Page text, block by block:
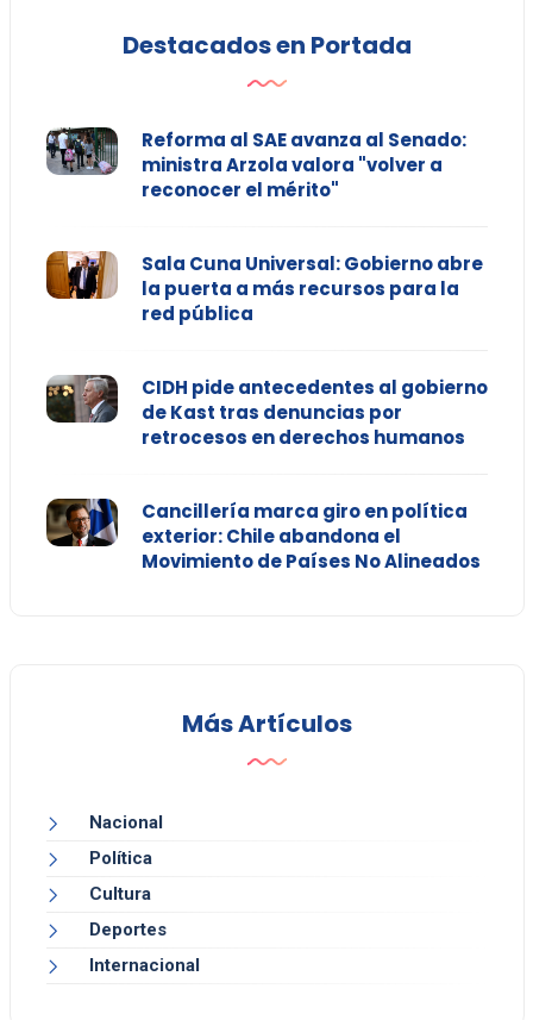
Destacados en Portada
Reforma al SAE avanza al Senado:
ministra Arzola valora "volver a
reconocer el mérito"
Sala Cuna Universal: Gobierno abre
la puerta a más recursos para la
red pública
CIDH pide antecedentes al gobierno
de Kast tras denuncias por
retrocesos en derechos humanos
Cancillería marca giro en política
exterior: Chile abandona el
Movimiento de Países No Alineados
Más Artículos
Nacional
Política
Cultura
Deportes
Internacional